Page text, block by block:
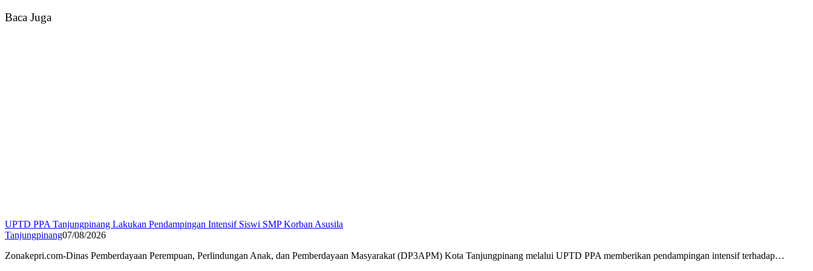
Baca Juga
UPTD PPA Tanjungpinang Lakukan Pendampingan Intensif Siswi SMP Korban Asusila
Tanjungpinang07/08/2026
Zonakepri.com-Dinas Pemberdayaan Perempuan, Perlindungan Anak, dan Pemberdayaan Masyarakat (DP3APM) Kota Tanjungpinang melalui UPTD PPA memberikan pendampingan intensif terhadap…